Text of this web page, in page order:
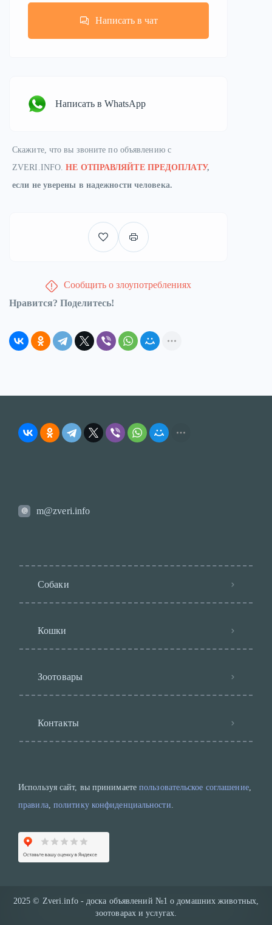
Написать в чат
Написать в WhatsApp
Скажите, что вы звоните по объявлению с
ZVERI.INFO.НЕ ОТПРАВЛЯЙТЕ ПРЕДОПЛАТУ,
если не уверены в надежности человека.
Сообщить о злоупотреблениях
Нравится? Поделитесь!
m@zveri.info
Собаки
Кошки
Зоотовары
Контакты
Используя сайт, вы принимаете пользовательское соглашение,
правила, политику конфиденциальности.
2025 © Zveri.info - доска объявлений №1 о домашних животных,
зоотоварах и услугах.